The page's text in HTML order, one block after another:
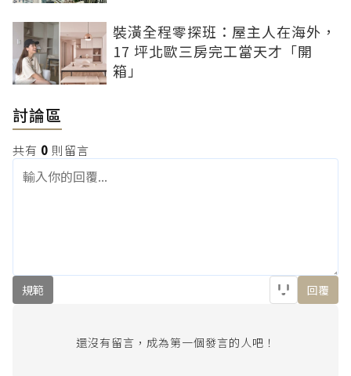
裝潢全程零探班：屋主人在海外，
17 坪北歐三房完工當天才「開
箱」
討論區
共有 0 則留言
規範 回覆
還沒有留言，成為第一個發言的人吧！